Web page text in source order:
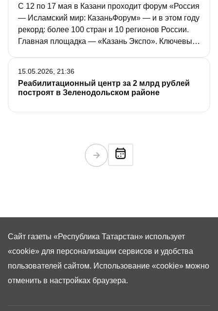
С 12 по 17 мая в Казани проходит форум «Россия
— Исламский мир: КазаньФорум» — и в этом году
рекорд: более 100 стран и 10 регионов России.
Главная площадка — «Казань Экспо». Ключевые
ещё национальная одежда, ковры, еда и
украшения. Интерес к сотрудничеству России с
Реабилитационный центр за 2 млрд рублей
построят в Зеленодольском районе
15.05.2026, 21:36
Сайт газеты «Республика Татарстан» использует
«cookie» для персонализации сервисов и удобства
пользователей сайтом. Использование «cookie» можно
отменить в настройках браузера.